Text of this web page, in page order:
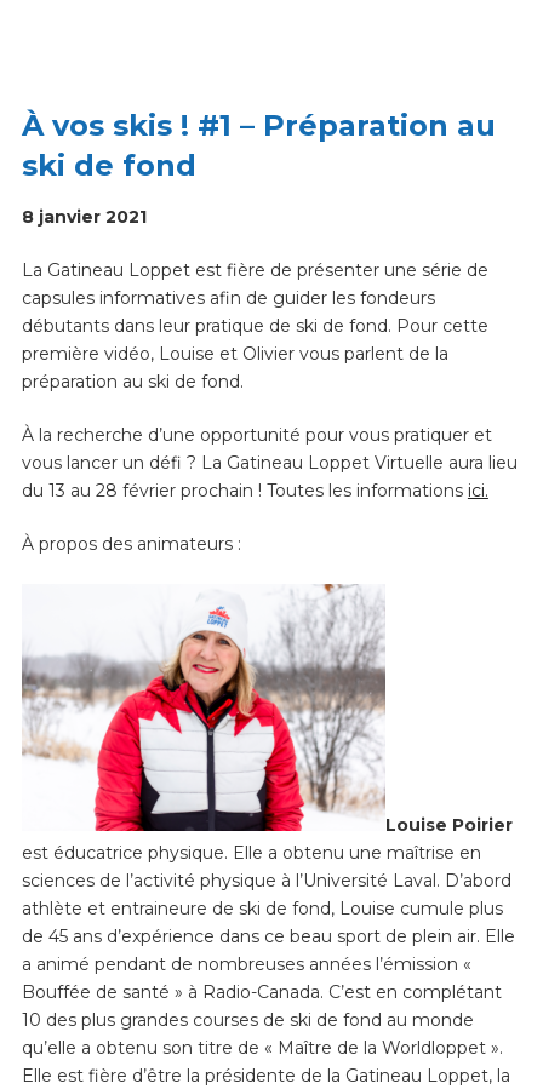
À vos skis ! #1 – Préparation au
ski de fond
8 janvier 2021
La Gatineau Loppet est fière de présenter une série de
capsules informatives afin de guider les fondeurs
débutants dans leur pratique de ski de fond. Pour cette
première vidéo, Louise et Olivier vous parlent de la
préparation au ski de fond.
À la recherche d’une opportunité pour vous pratiquer et
vous lancer un défi ? La Gatineau Loppet Virtuelle aura lieu
du 13 au 28 février prochain ! Toutes les informations ici.
À propos des animateurs :
Louise Poirier
est éducatrice physique. Elle a obtenu une maîtrise en
sciences de l’activité physique à l’Université Laval. D’abord
athlète et entraineure de ski de fond, Louise cumule plus
de 45 ans d’expérience dans ce beau sport de plein air. Elle
a animé pendant de nombreuses années l’émission «
Bouffée de santé » à Radio-Canada. C’est en complétant
10 des plus grandes courses de ski de fond au monde
qu’elle a obtenu son titre de « Maître de la Worldloppet ».
Elle est fière d’être la présidente de la Gatineau Loppet, la